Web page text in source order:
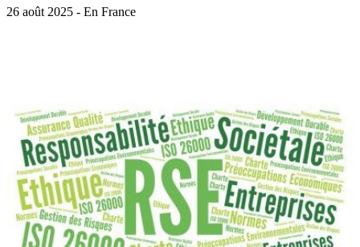
26 août 2025 - En France